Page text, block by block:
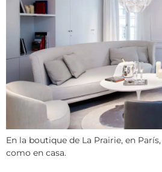
En la boutique de La Prairie, en
como en casa.